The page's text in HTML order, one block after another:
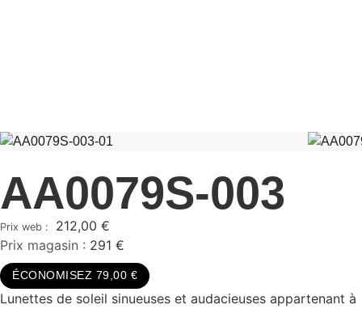
AA0079S-003
212,00 €
Prix magasin : 291 €
ÉCONOMISEZ 79,00 €
Lunettes de soleil sinueuses et audacieuses appartenant à